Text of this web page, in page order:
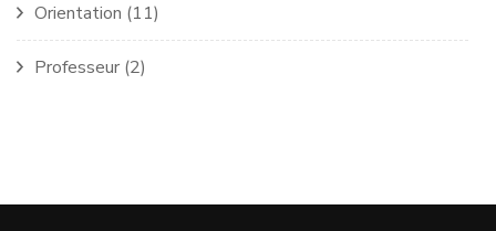
Orientation (11)
Professeur (2)